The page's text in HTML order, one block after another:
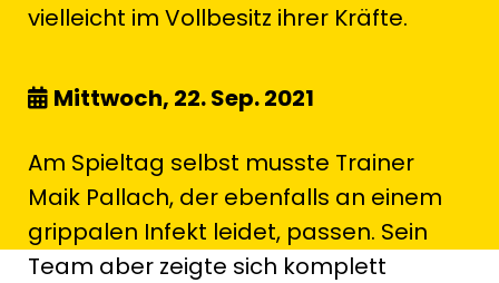
vielleicht im Vollbesitz ihrer Kräfte.
Mittwoch, 22. Sep. 2021
Am Spieltag selbst musste Trainer
Maik Pallach, der ebenfalls an einem
grippalen Infekt leidet, passen. Sein
Team aber zeigte sich komplett